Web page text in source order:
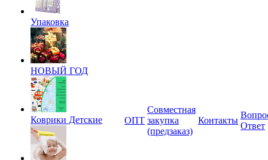
Упаковка
НОВЫЙ ГОД
Коврики Детские ОПТ
Совместная
закупка
(предзаказ)
Контакты
Ответ